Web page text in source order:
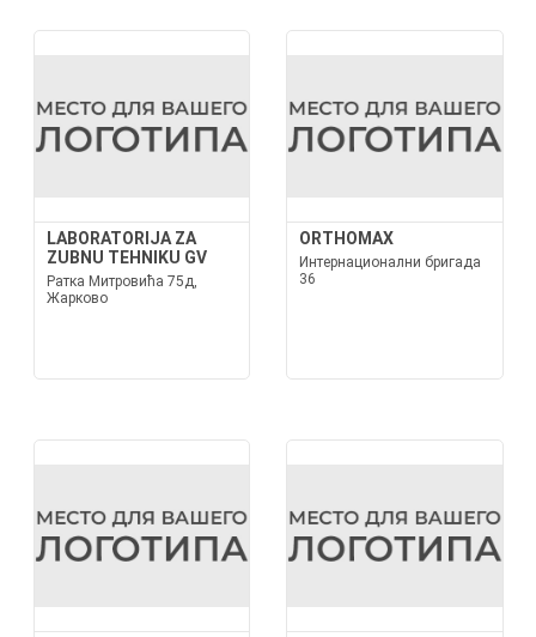
LABORATORIJA ZA
ZUBNU TEHNIKU GV
Ратка Митровића 75д,
Жарково
ORTHOMAX
Интернационални бригада
36